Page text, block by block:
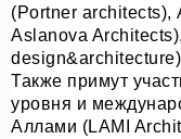
(Portner architects),
Aslanova
Также примут
уровня и
Аллами (LAMI